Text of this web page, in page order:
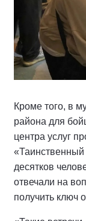
Кроме того, в
района для
центра услуг
десятков
отвечали на
получить ключ